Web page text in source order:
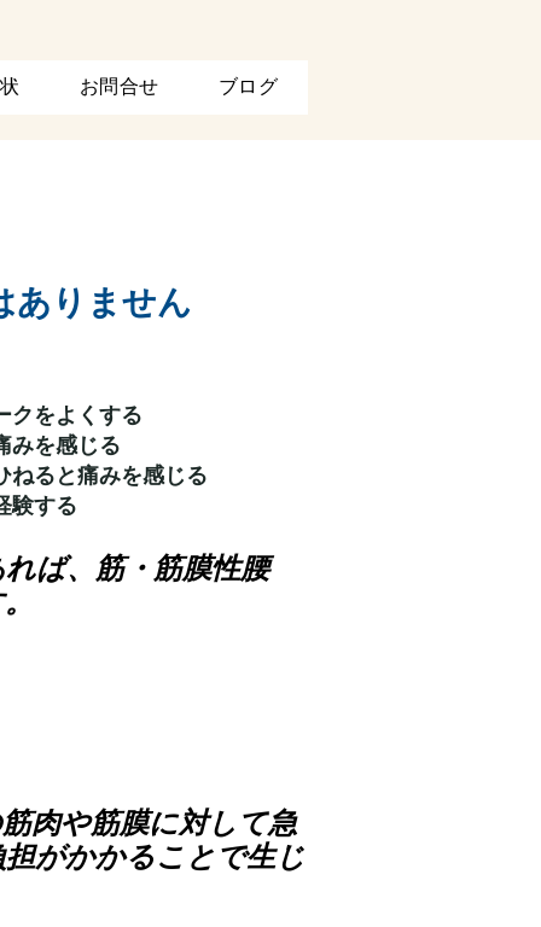
お問合せ ブログ
ありません
クをよくする
みを感じる
ねると痛みを感じる
験する
ば、筋・筋膜性腰
肉や筋膜に対して急
がかかることで生じ